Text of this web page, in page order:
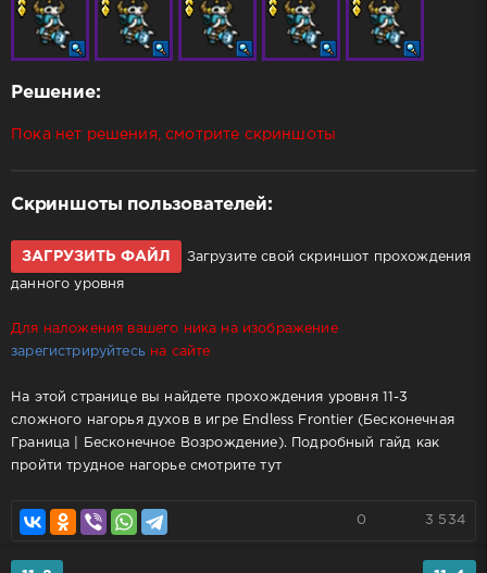
Решение:
Пока нет решения, смотрите скриншоты
Скриншоты пользователей:
ЗАГРУЗИТЬ ФАЙЛ Загрузите свой скриншот прохождения
данного уровня
Для наложения вашего ника на изображение
зарегистрируйтесьна сайте
На этой странице вы найдете прохождения уровня 11-3
сложного нагорья духов в игре Endless Frontier (Бесконечная
Граница | Бесконечное Возрождение). Подробный гайд как
пройти трудное нагорье смотрите тут
0 3 534